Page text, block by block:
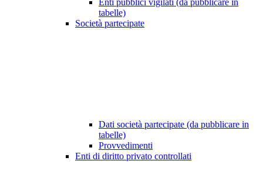
Enti pubblici vigilati (da pubblicare in
tabelle)
Società partecipate
Dati società partecipate (da pubblicare in
tabelle)
Provvedimenti
Enti di diritto privato controllati